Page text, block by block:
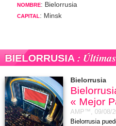
NOMBRE: Bielorrusia
CAPITAL: Minsk
BIELORRUSIA :
Bielorrusia
« Mejor
AMP™, 09/08/
Bielorrusia